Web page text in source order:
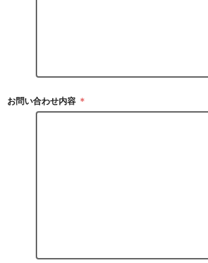
お問い合わせ内容 ＊